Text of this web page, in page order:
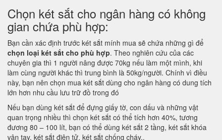
Chọn két sắt cho ngân hàng có không
gian chứa phù hợp:
Bạn cần xác định trước két sắt mính mua sẽ chứa những gì để
chọn loại két sắt cho phù hợp. Theo nghiên cứu của các
chuyên gia thì 1 người nâng được 70kg nếu làm một mình, khi
làm cùng người khác thì trung bình là 50kg/người. Chính vì điều
này, bạn nên chọn mua két sắt dùng cho ngân hàng có dung tích
lớn hơn nhu cầu lưu trữ đồ trong đó
Nếu bạn dùng két sắt để đựng giấy tờ, con dấu và những vật
quan trọng nhiều thì chọn két sắt có thể tích hơn 40%, tương
đương 80 – 100 lít, bạn có thể dùng két sắt 2 tầng, két sắt khóa
vân tay, két sắt điện tử, két sắt chống cháy,.